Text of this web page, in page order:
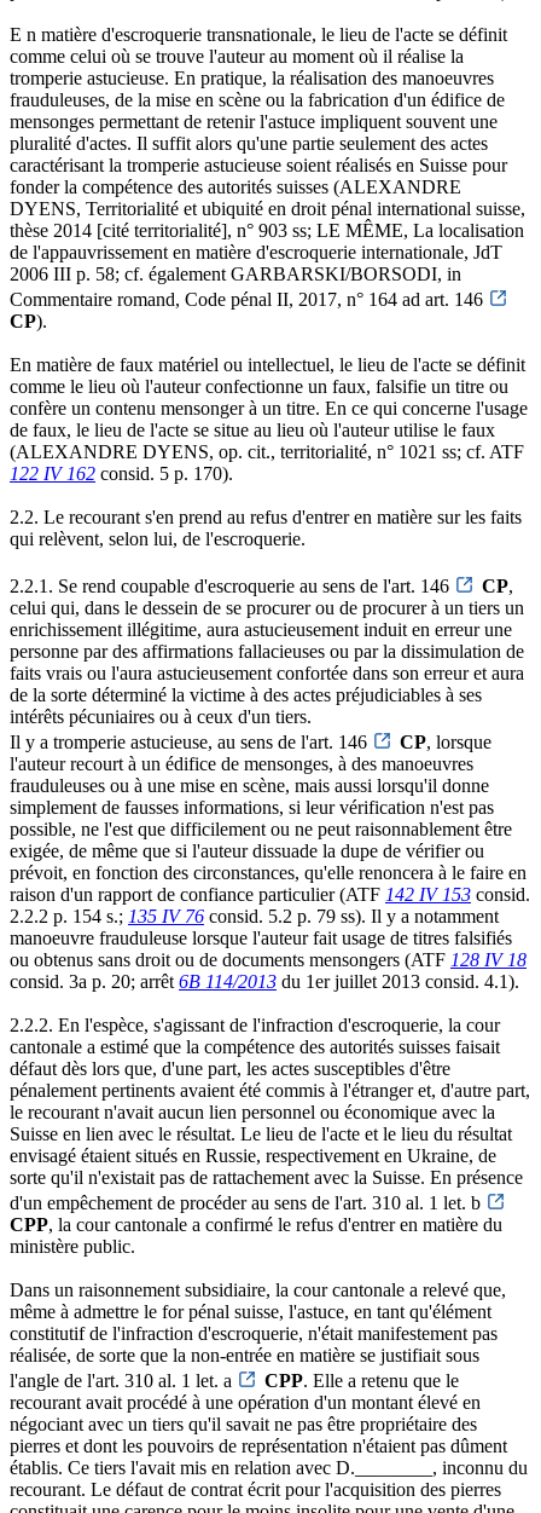
E n matière d'escroquerie transnationale, le lieu de l'acte se définit
comme celui où se trouve l'auteur au moment où il réalise la
tromperie astucieuse. En pratique, la réalisation des manoeuvres
frauduleuses, de la mise en scène ou la fabrication d'un édifice de
mensonges permettant de retenir l'astuce impliquent souvent une
pluralité d'actes. Il suffit alors qu'une partie seulement des actes
caractérisant la tromperie astucieuse soient réalisés en Suisse pour
fonder la compétence des autorités suisses (ALEXANDRE
DYENS, Territorialité et ubiquité en droit pénal international suisse,
thèse 2014 [cité territorialité], n° 903 ss; LE MÊME, La localisation
de l'appauvrissement en matière d'escroquerie internationale, JdT
2006 III p. 58; cf. également GARBARSKI/BORSODI, in
Commentaire romand, Code pénal II, 2017, n° 164 ad art. 146
CP).
En matière de faux matériel ou intellectuel, le lieu de l'acte se définit
comme le lieu où l'auteur confectionne un faux, falsifie un titre ou
confère un contenu mensonger à un titre. En ce qui concerne l'usage
de faux, le lieu de l'acte se situe au lieu où l'auteur utilise le faux
(ALEXANDRE DYENS, op. cit., territorialité, n° 1021 ss; cf. ATF
122 IV 162 consid. 5 p. 170).
2.2. Le recourant s'en prend au refus d'entrer en matière sur les faits
qui relèvent, selon lui, de l'escroquerie.
2.2.1. Se rend coupable d'escroquerie au sens de l'art. 146 CP,
celui qui, dans le dessein de se procurer ou de procurer à un tiers un
enrichissement illégitime, aura astucieusement induit en erreur une
personne par des affirmations fallacieuses ou par la dissimulation de
faits vrais ou l'aura astucieusement confortée dans son erreur et aura
de la sorte déterminé la victime à des actes préjudiciables à ses
intérêts pécuniaires ou à ceux d'un tiers.
Il y a tromperie astucieuse, au sens de l'art. 146
CP, lorsque
l'auteur recourt à un édifice de mensonges, à des manoeuvres
frauduleuses ou à une mise en scène, mais aussi lorsqu'il donne
simplement de fausses informations, si leur vérification n'est pas
possible, ne l'est que difficilement ou ne peut raisonnablement être
exigée, de même que si l'auteur dissuade la dupe de vérifier ou
prévoit, en fonction des circonstances, qu'elle renoncera à le faire en
raison d'un rapport de confiance particulier (ATF 142 IV 153 consid.
2.2.2 p. 154 s.; 135 IV 76 consid. 5.2 p. 79 ss). Il y a notamment
manoeuvre frauduleuse lorsque l'auteur fait usage de titres falsifiés
ou obtenus sans droit ou de documents mensongers (ATF 128 IV 18
consid. 3a p. 20; arrêt 6B 114/2013 du 1er juillet 2013 consid. 4.1).
2.2.2. En l'espèce, s'agissant de l'infraction d'escroquerie, la cour
cantonale a estimé que la compétence des autorités suisses faisait
défaut dès lors que, d'une part, les actes susceptibles d'être
pénalement pertinents avaient été commis à l'étranger et, d'autre part,
le recourant n'avait aucun lien personnel ou économique avec la
Suisse en lien avec le résultat. Le lieu de l'acte et le lieu du résultat
envisagé étaient situés en Russie, respectivement en Ukraine, de
sorte qu'il n'existait pas de rattachement avec la Suisse. En présence
d'un empêchement de procéder au sens de l'art. 310 al. 1 let. b
CPP, la cour cantonale a confirmé le refus d'entrer en matière du
ministère public.
Dans un raisonnement subsidiaire, la cour cantonale a relevé que,
même à admettre le for pénal suisse, l'astuce, en tant qu'élément
constitutif de l'infraction d'escroquerie, n'était manifestement pas
réalisée, de sorte que la non-entrée en matière se justifiait sous
l'angle de l'art. 310 al. 1 let. a
CPP. Elle a retenu que le
recourant avait procédé à une opération d'un montant élevé en
négociant avec un tiers qu'il savait ne pas être propriétaire des
pierres et dont les pouvoirs de représentation n'étaient pas dûment
établis. Ce tiers l'avait mis en relation avec D.________, inconnu du
recourant. Le défaut de contrat écrit pour l'acquisition des pierres